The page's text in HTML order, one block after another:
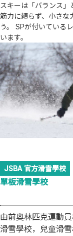
スキーは「バランス」
筋力に頼らず、小さな
う。 SPが付いている
います。
JSBA 官方滑雪學校
單板滑雪學校
由前奧林匹克運動
滑雪學校，兒童滑雪